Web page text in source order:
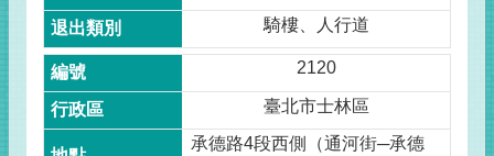
騎樓、人行道
2120
臺北市士林區
承德路4段西側（通河街─承德